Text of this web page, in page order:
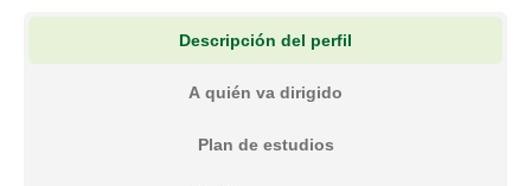
Descripción del perfil
A quién va dirigido
Plan de estudios